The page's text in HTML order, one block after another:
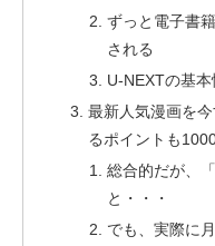
ずっと電子書
される
U-NEXTの基本
最新人気漫画を
るポイントも
総合的だが、
と・・・
でも、実際に